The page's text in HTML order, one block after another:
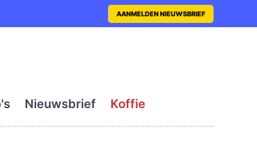
actueel en
AANMELDEN NIEUWSBRIEF
Nieuwsbrief Koffie